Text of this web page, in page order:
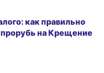
как правильно
прорубь на Крещение